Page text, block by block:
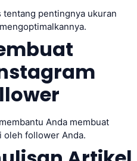
tentang pentingnya ukuran
Anda membuat
oleh follower Anda.